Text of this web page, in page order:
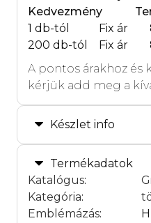
Kedvezmény
1 db-tól
Fix ár
200 db-tól
Fix ár
A pontos árakhoz és
kérjük add meg a
Készlet info
Termékadatok
Katalógus:
Kategória:
Emblémázás: